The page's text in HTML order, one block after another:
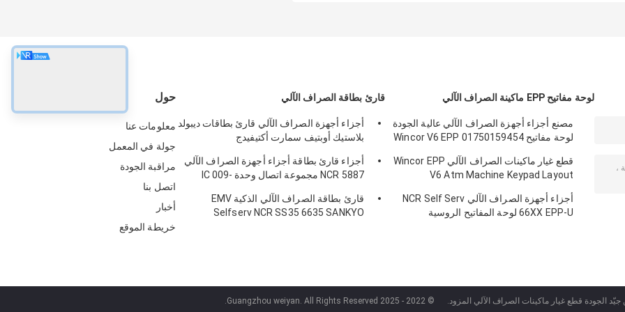
حول
معلومات عنا
جولة في المعمل
مراقبة الجودة
اتصل بنا
أخبار
خريطة الموقع
قارئ بطاقة الصراف الآلي
أجزاء أجهزة الصراف الآلي قارئ بطاقات ديبولد
بلاستيك أوبتيف سمارت أكتيفيدج
أجزاء قارئ بطاقة أجزاء أجهزة الصراف الآلي
NCR 5887 مجموعة اتصال وحدة IC 009-
قارئ بطاقة الصراف الآلي الذكية EMV
Selfserv NCR SS35 6635 SANKYO
لوحة مفاتيح EPP ماكينة الصراف الآلي
مصنع أجزاء أجهزة الصراف الآلي عالية الجودة
لوحة مفاتيح Wincor V6 EPP 01750159454
قطع غيار ماكينات الصراف الآلي Wincor EPP
V6 Atm Machine Keypad Layout
أجزاء أجهزة الصراف الآلي NCR Self Serv
66XX EPP-U لوحة المفاتيح الروسية
جيّد الجودة قطع غيار ماكينات الصراف الآلي المزود. © 2022 - 2025 Guangzhou weiyan. All Rights Reserved.